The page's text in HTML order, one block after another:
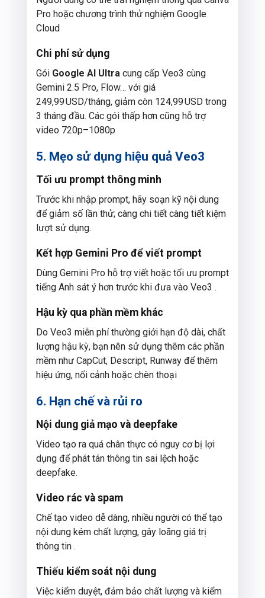
Pro hoặc chương trình thử nghiệm Google
Cloud
Chi phí sử dụng
Gói Google AI Ultracung cấp Veo3 cùng
Gemini 2.5 Pro, Flow… với giá
249,99 USD/tháng, giảm còn 124,99 USD trong
3 tháng đầu. Các gói thấp hơn cũng hỗ trợ
video 720p–1080p
5. Mẹo sử dụng hiệu quả Veo3
Tối ưu prompt thông minh
Trước khi nhập prompt, hãy soạn kỹ nội dung
để giảm số lần thử; càng chi tiết càng tiết kiệm
lượt sử dụng.
Kết hợp Gemini Pro để viết prompt
Dùng Gemini Pro hỗ trợ viết hoặc tối ưu prompt
tiếng Anh sát ý hơn trước khi đưa vào Veo3 .
Hậu kỳ qua phần mềm khác
Do Veo3 miễn phí thường giới hạn độ dài, chất
lượng hậu kỳ, bạn nên sử dụng thêm các phần
mềm như CapCut, Descript, Runway để thêm
hiệu ứng, nối cảnh hoặc chèn thoại
6. Hạn chế và rủi ro
Nội dung giả mạo và deepfake
Video tạo ra quá chân thực có nguy cơ bị lợi
dụng để phát tán thông tin sai lệch hoặc
deepfake.
Video rác và spam
Chế tạo video dễ dàng, nhiều người có thể tạo
nội dung kém chất lượng, gây loãng giá trị
thông tin .
Thiếu kiểm soát nội dung
Việc kiểm duyệt, đảm bảo chất lượng và kiểm